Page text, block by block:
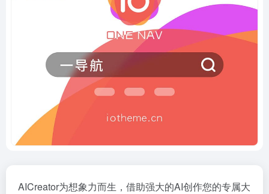
AICreator为想象力而生，借助强大的AI创作您的专属大